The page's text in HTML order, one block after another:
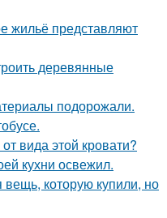
жильё представляют
деревянные
подорожали.
вида этой кровати?
кухни освежил.
которую купили, но